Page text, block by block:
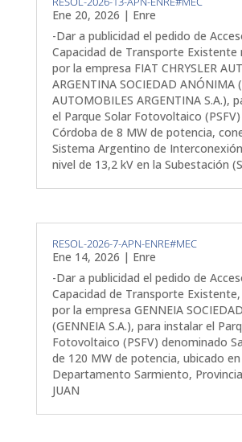
Ene 20, 2026 | Enre
-Dar a publicidad el pedido de
Capacidad de Transporte Existente
por la empresa FIAT CHRYSLER
ARGENTINA SOCIEDAD ANÓNIMA
AUTOMOBILES ARGENTINA S.A.),
el Parque Solar Fotovoltaico (PSFV)
Córdoba de 8 MW de potencia,
Sistema Argentino de
nivel de 13,2 kV en la Subestación
RESOL-2026-7-APN-ENRE#MEC
Ene 14, 2026 | Enre
-Dar a publicidad el pedido de
Capacidad de Transporte
por la empresa GENNEIA
(GENNEIA S.A.), para instalar el
Fotovoltaico (PSFV) denominado
de 120 MW de potencia, ubicado en
Departamento Sarmiento,
JUAN